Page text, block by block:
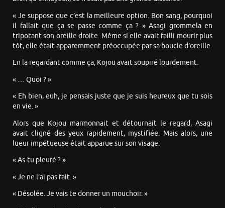
« Je suppose que c’est la meilleure option. Bon sang, pourquoi
il fallait que ça se passe comme ça ? » Asagi grommela en
tripotant son oreille droite. Même si elle avait failli mourir plus
tôt, elle était apparemment préoccupée par sa boucle d’oreille.
En la regardant comme ça, Kojou avait soupiré lourdement.
« … Quoi ? »
« Eh bien, euh, je pensais juste que je suis heureux que tu sois
en vie. »
Alors que Kojou marmonnait et détournait le regard, Asagi
avait cligné des yeux rapidement, mystifiée. Mais alors, une
lueur impétueuse était apparue sur son visage.
« As-tu pleuré ? »
« Je ne l’ai pas fait. »
« Désolée. Je vais te donner un mouchoir. »